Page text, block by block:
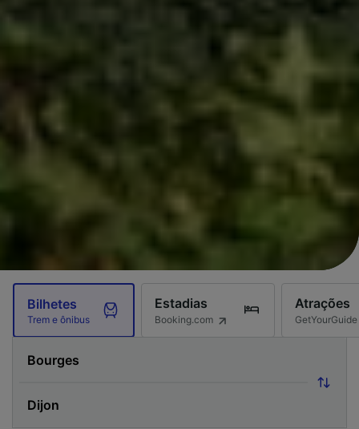
Bilhetes
Trem e ônibus
Estadias
Booking.com
Atrações
GetYourGuide